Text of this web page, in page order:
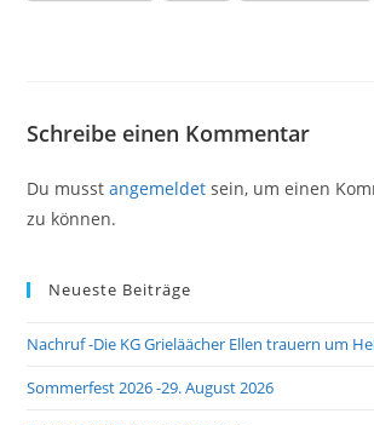
Schreibe einen Kommentar
Du musstangemeldet sein, um einen
zu können.
Neueste Beiträge
Nachruf -Die KG Grieläächer Ellen trauern um
Sommerfest 2026 -29. August 2026